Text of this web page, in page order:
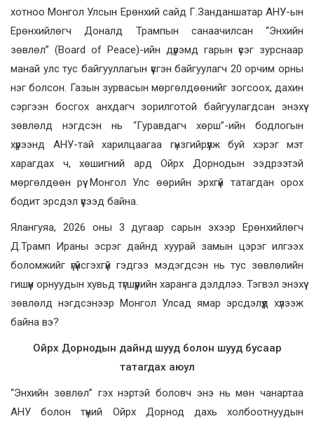
хотноо Монгол Улсын Ерөнхий сайд Г.Занданшатар АНУ-ын
Ерөнхийлөгч Доналд Трампын санаачилсан “Энхийн
зөвлөл” (Board of Peace)-ийн дүрэмд гарын үсэг зурснаар
манай улс тус байгууллагын үүсгэн байгуулагч 20 орчим орны
нэг болсон. Газын зурвасын мөргөлдөөнийг зогсоох, дахин
сэргээн босгох анхдагч зорилготой байгуулагдсан энэхүү
зөвлөлд нэгдсэн нь “Гуравдагч хөрш”-ийн бодлогын
хүрээнд АНУ-тай харилцаагаа гүнзгийрүүлж буй хэрэг мэт
харагдах ч, хөшигний ард Ойрх Дорнодын ээдрээтэй
мөргөлдөөн рүү Монгол Улс өөрийн эрхгүй татагдан орох
бодит эрсдэл үүсээд байна.
Ялангуяа, 2026 оны 3 дугаар сарын эхээр Ерөнхийлөгч
Д.Трамп Ираны эсрэг дайнд хуурай замын цэрэг илгээх
боломжийг үгүйсгэхгүй гэдгээ мэдэгдсэн нь тус зөвлөлийн
гишүүн орнуудын хувьд түгшүүрийн харанга дэлдлээ. Тэгвэл энэхүү
зөвлөлд нэгдсэнээр Монгол Улсад ямар эрсдэлүүд хүлээж
байна вэ?
Ойрх Дорнодын дайнд шууд болон шууд бусаар
татагдах аюул
“Энхийн зөвлөл” гэх нэртэй боловч энэ нь мөн чанартаа
АНУ болон түүний Ойрх Дорнод дахь холбоотнуудын